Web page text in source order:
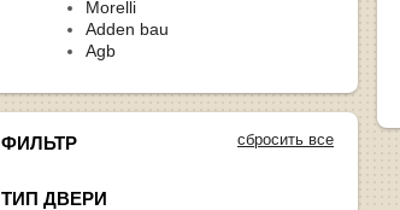
Morelli
Adden bau
Agb
сбросить все
ФИЛЬТР
ТИП ДВЕРИ